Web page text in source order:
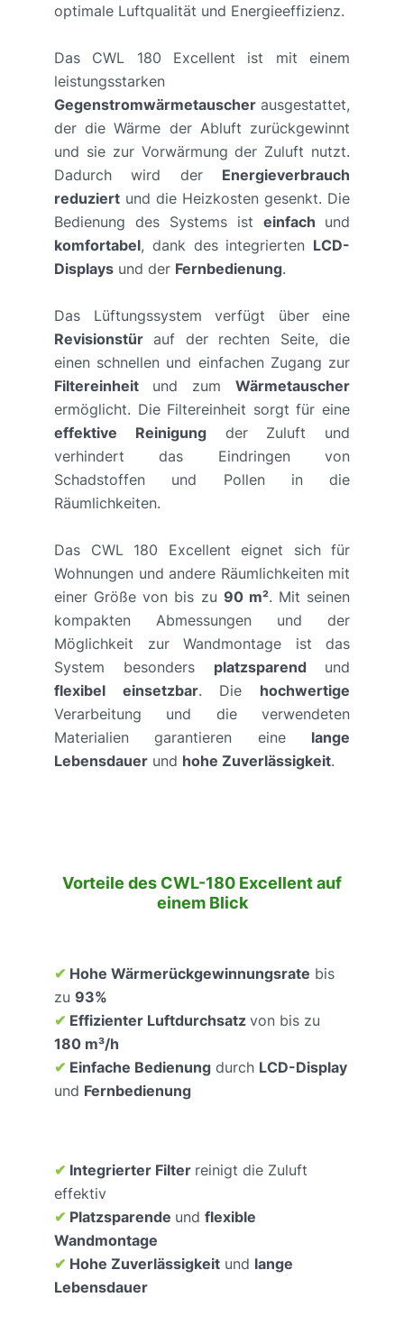
optimale Luftqualität und Energieeffizienz.
Das CWL 180 Excellent ist mit einem
leistungsstarken
Gegenstromwärmetauscher ausgestattet,
der die Wärme der Abluft zurückgewinnt
und sie zur Vorwärmung der Zuluft nutzt.
Dadurch wird der Energieverbrauch
reduziert und die Heizkosten gesenkt. Die
Bedienung des Systems ist einfach und
komfortabel, dank des integrierten LCD-
Displays und der Fernbedienung.
Das Lüftungssystem verfügt über eine
Revisionstür auf der rechten Seite, die
einen schnellen und einfachen Zugang zur
Filtereinheit und zum Wärmetauscher
ermöglicht. Die Filtereinheit sorgt für eine
effektive Reinigungder Zuluft und
verhindert das Eindringen von
Schadstoffen und Pollen in die
Räumlichkeiten.
Das CWL 180 Excellent eignet sich für
Wohnungen und andere Räumlichkeiten mit
einer Größe von bis zu 90 m². Mit seinen
kompakten Abmessungen und der
Möglichkeit zur Wandmontage ist das
System besonders platzsparend und
flexibel einsetzbar. Die hochwertige
Verarbeitung und die verwendeten
Materialien garantieren eine lange
Lebensdauer und hohe Zuverlässigkeit.
Vorteile des CWL-180 Excellent auf
einem Blick
✔ Hohe Wärmerückgewinnungsrate bis
zu 93%
✔ Effizienter Luftdurchsatz von bis zu
180 m³/h
✔ Einfache Bedienung durch LCD-Display
und Fernbedienung
✔ Integrierter Filter reinigt die Zuluft
effektiv
✔ Platzsparende und flexible
Wandmontage
✔ Hohe Zuverlässigkeit und lange
Lebensdauer